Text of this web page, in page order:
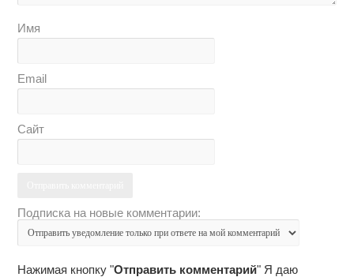
Имя
Email
Сайт
Подписка на новые комментарии:
Нажимая кнопку "Отправить комментарий" Я даю